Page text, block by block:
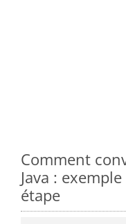
Comment
Java :
étape